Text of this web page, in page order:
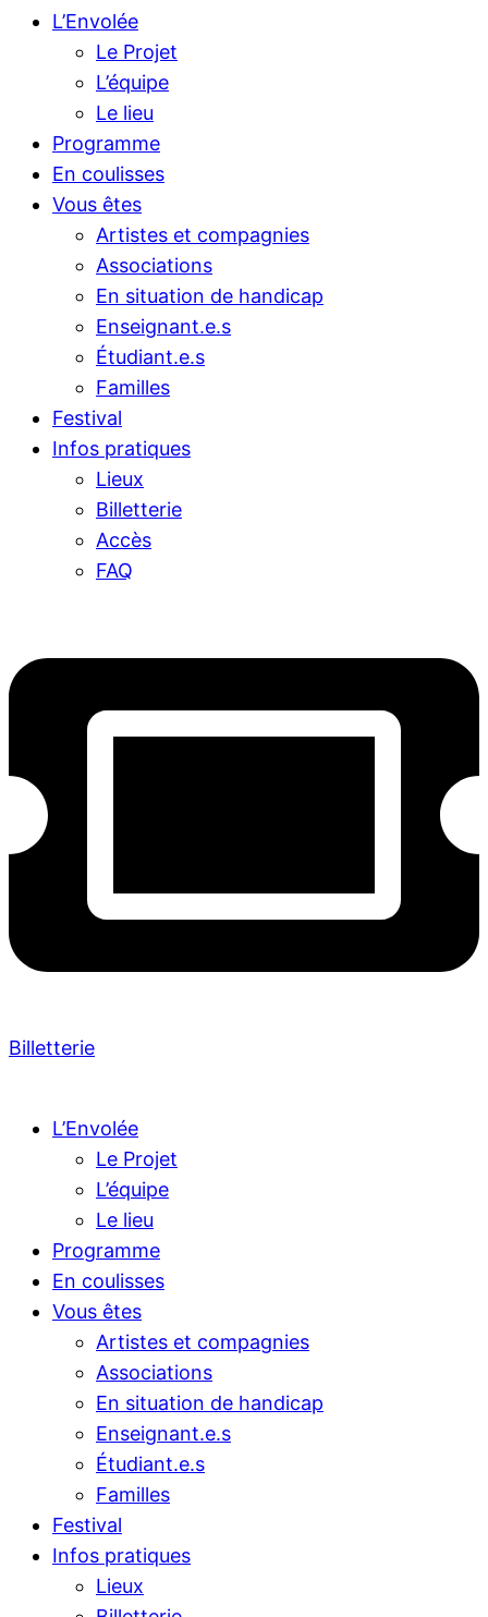
L’Envolée
Le Projet
L’équipe
Le lieu
Programme
En coulisses
Vous êtes
Artistes et compagnies
Associations
En situation de handicap
Enseignant.e.s
Étudiant.e.s
Familles
Festival
Infos pratiques
Lieux
Billetterie
Accès
FAQ
Billetterie
L’Envolée
Le Projet
L’équipe
Le lieu
Programme
En coulisses
Vous êtes
Artistes et compagnies
Associations
En situation de handicap
Enseignant.e.s
Étudiant.e.s
Familles
Festival
Infos pratiques
Lieux